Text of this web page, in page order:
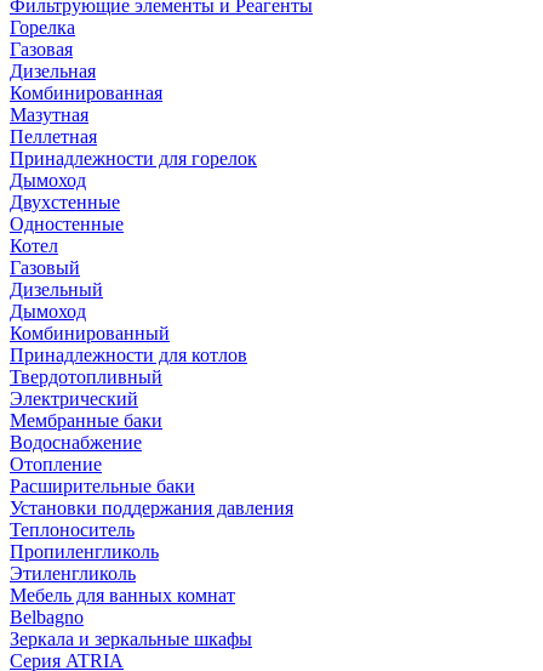
Фильтрующие элементы и Реагенты
Горелка
Газовая
Дизельная
Комбинированная
Мазутная
Пеллетная
Принадлежности для горелок
Дымоход
Двухстенные
Одностенные
Котел
Газовый
Дизельный
Дымоход
Комбинированный
Принадлежности для котлов
Твердотопливный
Электрический
Мембранные баки
Водоснабжение
Отопление
Расширительные баки
Установки поддержания давления
Теплоноситель
Пропиленгликоль
Этиленгликоль
Мебель для ванных комнат
Belbagno
Зеркала и зеркальные шкафы
Серия ATRIA